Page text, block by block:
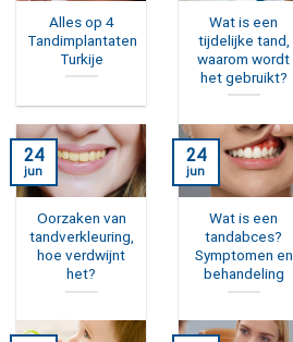
Alles op 4
Tandimplantaten
Turkije
Wat is een
tijdelijke tand,
waarom wordt
het gebruikt?
Oorzaken van
tandverkleuring,
hoe verdwijnt
het?
24
jun
Wat is een
tandabces?
Symptomen en
behandeling
24
jun